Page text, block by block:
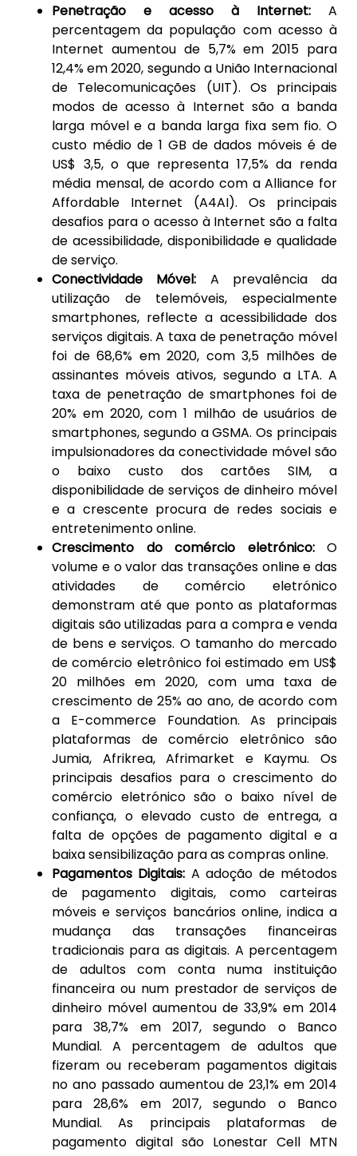
Penetração e acesso à Internet: A
percentagem da população com acesso à
Internet aumentou de 5,7% em 2015 para
12,4% em 2020, segundo a União Internacional
de Telecomunicações (UIT). Os principais
modos de acesso à Internet são a banda
larga móvel e a banda larga fixa sem fio. O
custo médio de 1 GB de dados móveis é de
US$ 3,5, o que representa 17,5% da renda
média mensal, de acordo com a Alliance for
Affordable Internet (A4AI). Os principais
desafios para o acesso à Internet são a falta
de acessibilidade, disponibilidade e qualidade
de serviço.
Conectividade Móvel: A prevalência da
utilização de telemóveis, especialmente
smartphones, reflecte a acessibilidade dos
serviços digitais. A taxa de penetração móvel
foi de 68,6% em 2020, com 3,5 milhões de
assinantes móveis ativos, segundo a LTA. A
taxa de penetração de smartphones foi de
20% em 2020, com 1 milhão de usuários de
smartphones, segundo a GSMA. Os principais
impulsionadores da conectividade móvel são
o baixo custo dos cartões SIM, a
disponibilidade de serviços de dinheiro móvel
e a crescente procura de redes sociais e
entretenimento online.
Crescimento do comércio eletrónico:O
volume e o valor das transações online e das
atividades de comércio eletrónico
demonstram até que ponto as plataformas
digitais são utilizadas para a compra e venda
de bens e serviços. O tamanho do mercado
de comércio eletrônico foi estimado em US$
20 milhões em 2020, com uma taxa de
crescimento de 25% ao ano, de acordo com
a E-commerce Foundation. As principais
plataformas de comércio eletrônico são
Jumia, Afrikrea, Afrimarket e Kaymu. Os
principais desafios para o crescimento do
comércio eletrónico são o baixo nível de
confiança, o elevado custo de entrega, a
falta de opções de pagamento digital e a
baixa sensibilização para as compras online.
Pagamentos Digitais: A adoção de métodos
de pagamento digitais, como carteiras
móveis e serviços bancários online, indica a
mudança das transações financeiras
tradicionais para as digitais. A percentagem
de adultos com conta numa instituição
financeira ou num prestador de serviços de
dinheiro móvel aumentou de 33,9% em 2014
para 38,7% em 2017, segundo o Banco
Mundial. A percentagem de adultos que
fizeram ou receberam pagamentos digitais
no ano passado aumentou de 23,1% em 2014
para 28,6% em 2017, segundo o Banco
Mundial. As principais plataformas de
pagamento digital são Lonestar Cell MTN